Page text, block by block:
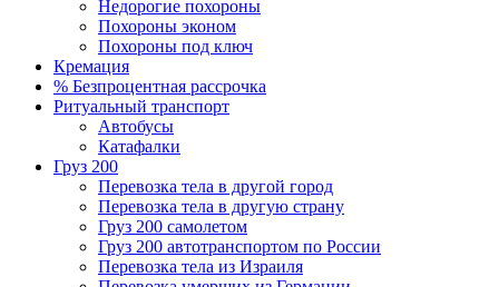
Недорогие похороны
Похороны эконом
Похороны под ключ
Кремация
% Безпроцентная рассрочка
Ритуальный транспорт
Автобусы
Катафалки
Груз 200
Перевозка тела в другой город
Перевозка тела в другую страну
Груз 200 самолетом
Груз 200 автотранспортом по России
Перевозка тела из Израиля